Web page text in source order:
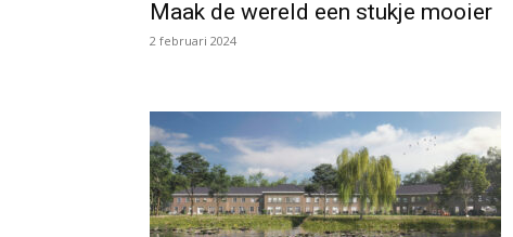
Maak de wereld een stukje mooier
2 februari 2024